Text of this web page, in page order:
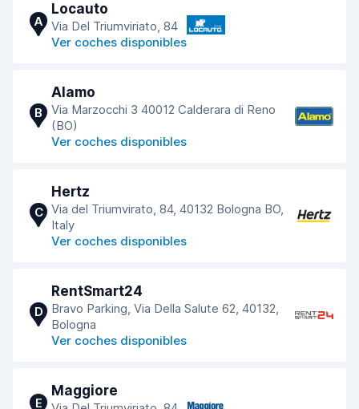
A
Locauto
Via Del Triumviriato, 84
Ver coches disponibles
B
Alamo
Via Marzocchi 3 40012 Calderara di Reno
(BO)
Ver coches disponibles
C
Hertz
Via del Triumvirato, 84, 40132 Bologna BO,
Italy
Ver coches disponibles
D
RentSmart24
Bravo Parking, Via Della Salute 62, 40132,
Bologna
Ver coches disponibles
E
Maggiore